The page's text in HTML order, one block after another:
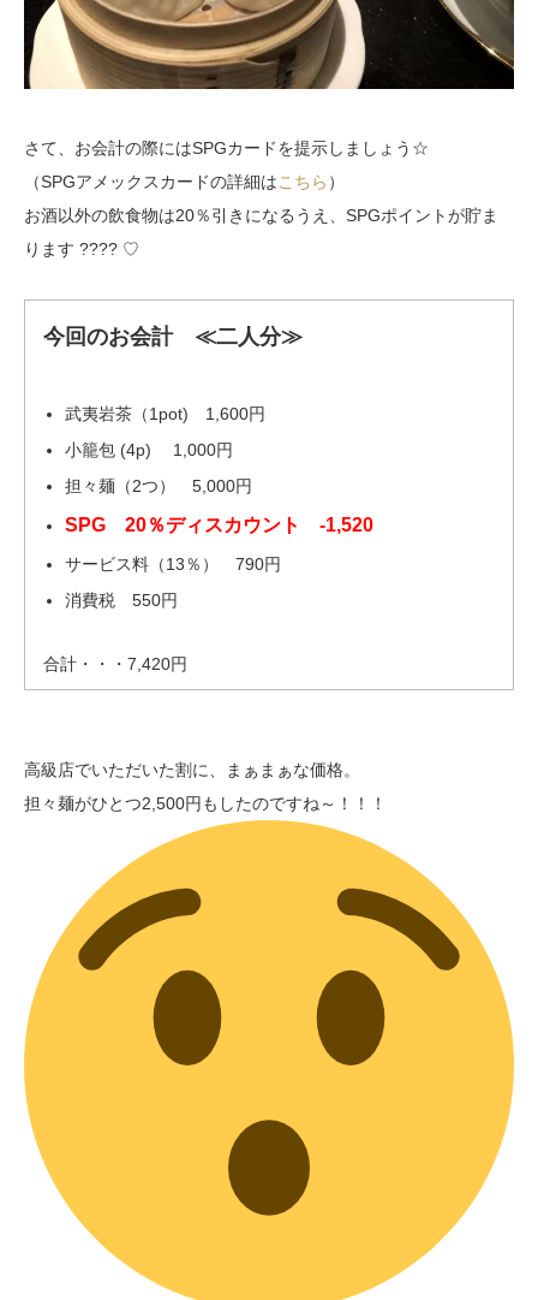
さて、お会計の際にはSPGカードを提示しましょう☆
（SPGアメックスカードの詳細はこちら ）
お酒以外の飲食物は20％引きになるうえ、SPGポイントが貯ま
ります ???? ♡
今回のお会計 ≪二人分≫
武夷岩茶（1pot) 1,600円
小籠包 (4p) 1,000円
担々麺（2つ） 5,000円
SPG 20％ディスカウント -1,520
サービス料（13％） 790円
消費税 550円
合計・・・7,420円
高級店でいただいた割に、まぁまぁな価格。
担々麺がひとつ2,500円もしたのですね～！！！